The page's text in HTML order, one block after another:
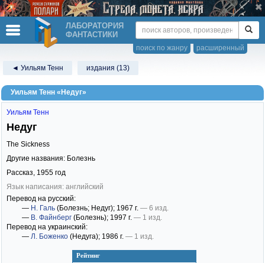
ЛАБОРАТОРИЯ
ФАНТАСТИКИ
расширенный
поиск по жанру
◄ Уильям Тенн издания (13)
Уильям Тенн «Недуг»
Рейтинг
Уильям Тенн
Недуг
The Sickness
Другие названия: Болезнь
Рассказ, 1955 год
Язык написания: английский
Перевод на русский:
— Н. Галь (Болезнь; Недуг); 1967 г. — 6 изд.
— В. Файнберг (Болезнь); 1997 г. — 1 изд.
Перевод на украинский:
— Л. Боженко (Недуга); 1986 г. — 1 изд.